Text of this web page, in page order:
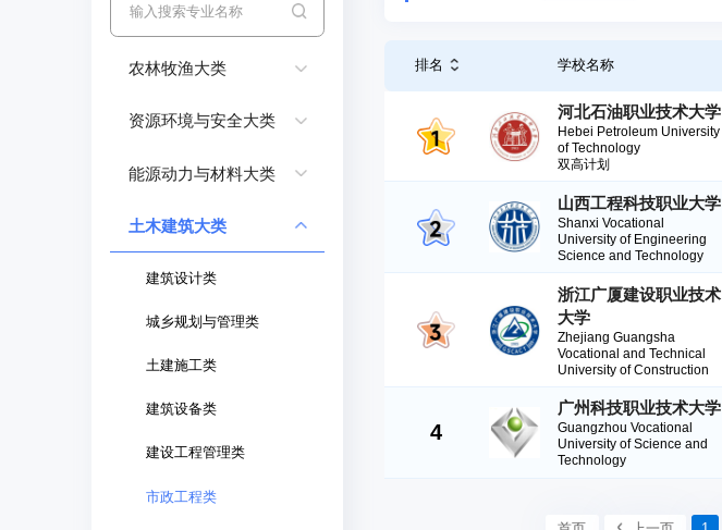
农林牧渔大类
资源环境与安全大类
能源动力与材料大类
土木建筑大类
建筑设计类
城乡规划与管理类
土建施工类
建筑设备类
建设工程管理类
市政工程类
排名 学校名称
河北石油职业技术大学
Hebei Petroleum University
of Technology
双高计划
山西工程科技职业大学
Shanxi Vocational
University of Engineering
Science and Technology
浙江广厦建设职业技术
大学
Zhejiang Guangsha
Vocational and Technical
University of Construction
4
广州科技职业技术大学
Guangzhou Vocational
University of Science and
Technology